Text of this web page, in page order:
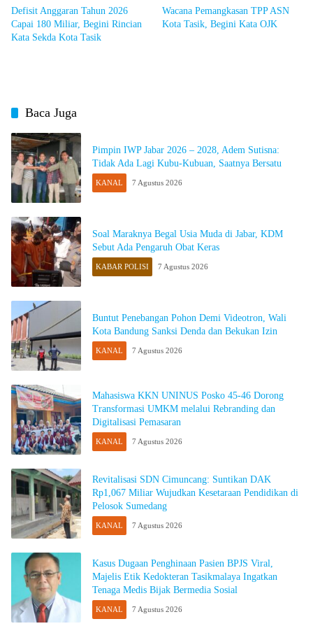
Defisit Anggaran Tahun 2026
Capai 180 Miliar, Begini Rincian
Kata Sekda Kota Tasik
Wacana Pemangkasan TPP ASN
Kota Tasik, Begini Kata OJK
Baca Juga
Pimpin IWP Jabar 2026 – 2028, Adem Sutisna:
Tidak Ada Lagi Kubu-Kubuan, Saatnya Bersatu
KANAL 7 Agustus 2026
Soal Maraknya Begal Usia Muda di Jabar, KDM
Sebut Ada Pengaruh Obat Keras
KABAR POLISI 7 Agustus 2026
Buntut Penebangan Pohon Demi Videotron, Wali
Kota Bandung Sanksi Denda dan Bekukan Izin
KANAL 7 Agustus 2026
Mahasiswa KKN UNINUS Posko 45-46 Dorong
Transformasi UMKM melalui Rebranding dan
Digitalisasi Pemasaran
KANAL 7 Agustus 2026
Revitalisasi SDN Cimuncang: Suntikan DAK
Rp1,067 Miliar Wujudkan Kesetaraan Pendidikan di
Pelosok Sumedang
KANAL 7 Agustus 2026
Kasus Dugaan Penghinaan Pasien BPJS Viral,
Majelis Etik Kedokteran Tasikmalaya Ingatkan
Tenaga Medis Bijak Bermedia Sosial
KANAL 7 Agustus 2026